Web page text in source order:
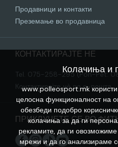
Продавници и контакти
Преземање во продавница
КОНТАКТИРАЈТЕ НЕ
Tel. 075-258-295 (Pon-Pet:
Контактирајте нѐ по е-пошта
ПРИКЛУЧЕТЕ СЕ ВО
Колачиња и
www.polleosport.mk
целосна функционалност на
обезбеди подобро
колачиња за да ги
рекламите, да ги
мрежи и да го анализираме